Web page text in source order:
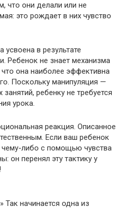
что они делали или не
это рождает в них чувство
в результате
Ребенок не знает механизма
она наиболее эффективна
Поскольку манипуляция —
ребенку не требуется
урока.
реакция. Описанное
Если ваш ребенок
чему-либо с помощью чувства
он перенял эту тактику у
Так начинается одна из